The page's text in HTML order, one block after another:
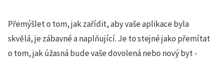
Přemýšlet o tom, jak zařídit, aby vaše aplikace byla
skvělá, je zábavné a naplňující. Je to stejné jako přemítat
o tom, jak úžasná bude vaše dovolená nebo nový byt -